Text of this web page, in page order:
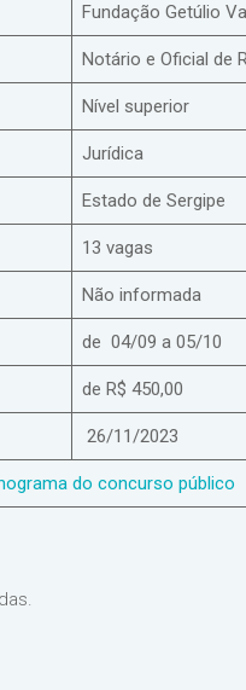
Fundação Getúlio
Notário e Oficial de
Nível superior
Jurídica
Estado de Sergipe
13 vagas
Não informada
de 04/09 a 05/10
de R$ 450,00
26/11/2023
do concurso público